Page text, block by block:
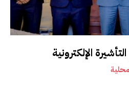
الإلكترونية